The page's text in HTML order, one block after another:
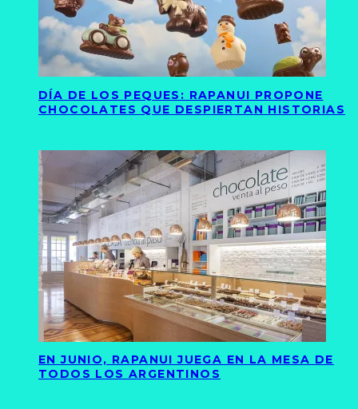
DÍA DE LOS PEQUES: RAPANUI PROPONE
CHOCOLATES QUE DESPIERTAN HISTORIAS
EN JUNIO, RAPANUI JUEGA EN LA MESA DE
TODOS LOS ARGENTINOS